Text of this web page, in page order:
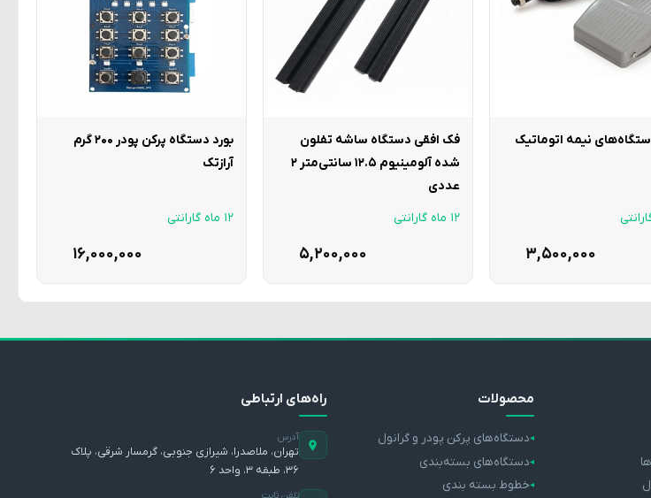
نیمه اتوماتیک
3,500,000
فک افقی دستگاه ساشه تفلون
شده آلومینیوم 12.5 سانتی‌متر 2
عددی
12 ماه گارانتی
5,200,000
بورد دستگاه پرکن پودر 200 گرم
آرازتک
12 ماه گارانتی
16,000,000
محصولات
دستگاه‌های پرکن پودر و گرانول
دستگاه‌های بسته‌بندی
خطوط بسته بندی
راه‌های ارتباطی
آدرس
تهران، ملاصدرا، شیرازی جنوبی، گرمسار شرقی، پلاک
۳۶، طبقه ۳، واحد ۶
تلفن ثابت